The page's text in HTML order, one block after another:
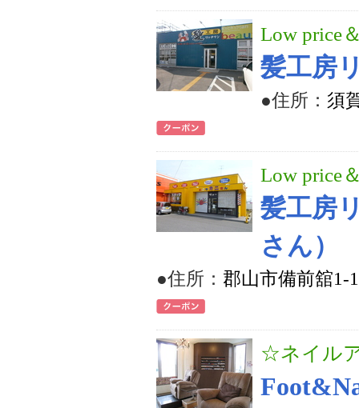
Low price
髪工房
●住所： 須
Low price
髪工房
さん）
●住所： 郡山市備前舘1-
☆ネイル